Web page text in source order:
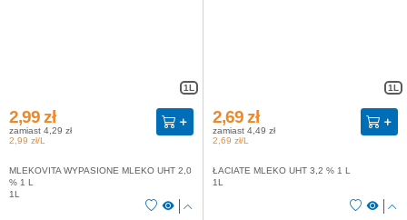
1L
2,99 zł
zamiast 4,29 zł
2,99 zł/L
MLEKOVITA WYPASIONE MLEKO UHT 2,0
% 1 L
1L
1L
2,69 zł
zamiast 4,49 zł
2,69 zł/L
ŁACIATE MLEKO UHT 3,2 % 1 L
1L